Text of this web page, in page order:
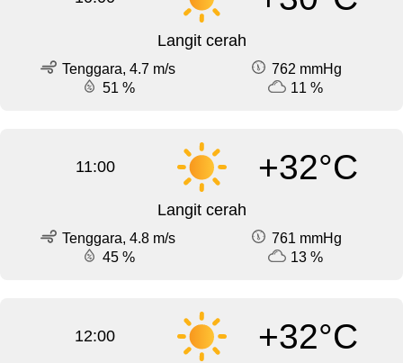
Langit cerah
Tenggara, 4.7 m/s
762 mmHg
51 %
11 %
11:00 +32°C
Langit cerah
Tenggara, 4.8 m/s
761 mmHg
45 %
13 %
12:00 +32°C